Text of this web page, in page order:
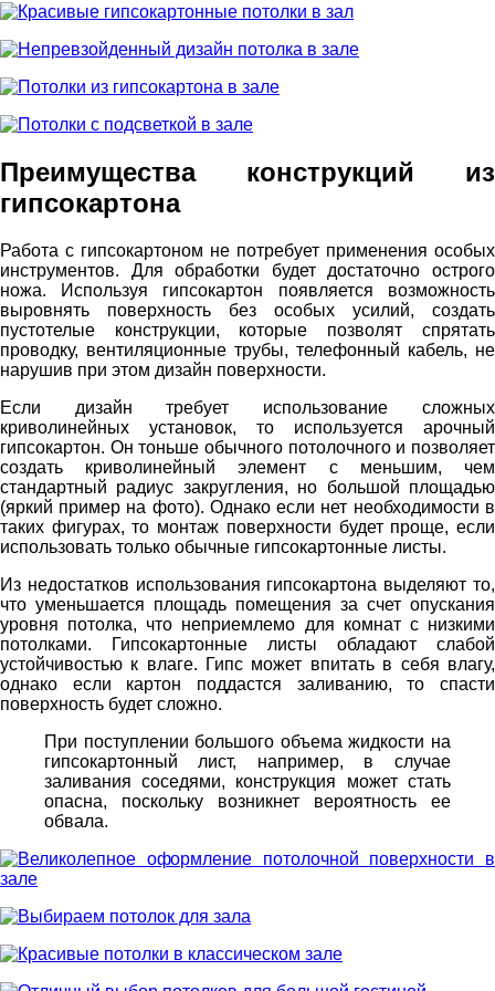
Преимущества конструкций из
гипсокартона
Работа с гипсокартоном не потребует применения особых
инструментов. Для обработки будет достаточно острого
ножа. Используя гипсокартон появляется возможность
выровнять поверхность без особых усилий, создать
пустотелые конструкции, которые позволят спрятать
проводку, вентиляционные трубы, телефонный кабель, не
нарушив при этом дизайн поверхности.
Если дизайн требует использование сложных
криволинейных установок, то используется арочный
гипсокартон. Он тоньше обычного потолочного и позволяет
создать криволинейный элемент с меньшим, чем
стандартный радиус закругления, но большой площадью
(яркий пример на фото). Однако если нет необходимости в
таких фигурах, то монтаж поверхности будет проще, если
использовать только обычные гипсокартонные листы.
Из недостатков использования гипсокартона выделяют то,
что уменьшается площадь помещения за счет опускания
уровня потолка, что неприемлемо для комнат с низкими
потолками. Гипсокартонные листы обладают слабой
устойчивостью к влаге. Гипс может впитать в себя влагу,
однако если картон поддастся заливанию, то спасти
поверхность будет сложно.
При поступлении большого объема жидкости на
гипсокартонный лист, например, в случае
заливания соседями, конструкция может стать
опасна, поскольку возникнет вероятность ее
обвала.